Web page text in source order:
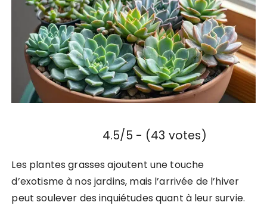
4.5/5 - (43 votes)
Les plantes grasses ajoutent une touche
d’exotisme à nos jardins, mais l’arrivée de l’hiver
peut soulever des inquiétudes quant à leur survie.